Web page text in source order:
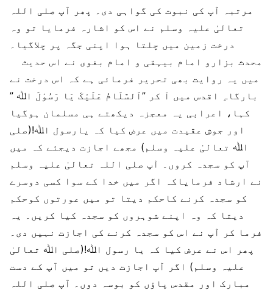
مرتبہ آپ کی نبوت کی گواہی دی۔ پھر آپ صلی اللہ
تعالیٰ علیہ وسلم نے اس کو اشارہ فرمایا تو وہ
درخت زمین میں چلتا ہوا اپنی جگہ پر چلاگیا۔
میں یہ روایت بھی تحریر فرمائی ہے کہ اس درخت نے
بارگاہِ اقدس میں آ کر ”اَلسَّلَامُ عَلَیْکَ یَا رَسُوْلَ اﷲ ”
کہا، اعرابی یہ معجزہ دیکھتے ہی مسلمان ہوگیا
اور جوشِ عقیدت میں عرض کیا کہ یارسول اﷲ!(صلی
اﷲ تعالیٰ علیہ وسلم) مجھے اجازت دیجئے کہ میں
آپ کو سجدہ کروں۔ آپ صلی اللہ تعالیٰ علیہ وسلم
نے ارشاد فرمایاکہ اگر میں خدا کے سوا کسی دوسرے
کو سجدہ کرنے کاحکم دیتا تو میں عورتوں کوحکم
دیتا کہ وہ اپنے شوہروں کو سجدہ کیا کریں۔ یہ
فرما کر آپ نے اس کو سجدہ کرنے کی اجازت نہیں دی۔
پھر اس نے عرض کیا کہ یا رسول اﷲ!(صلی اﷲ تعالیٰ
علیہ وسلم) اگر آپ اجازت دیں تو میں آپ کے دست
مبارک اور مقدس پاؤں کو بوسہ دوں۔ آپ صلی اللہ